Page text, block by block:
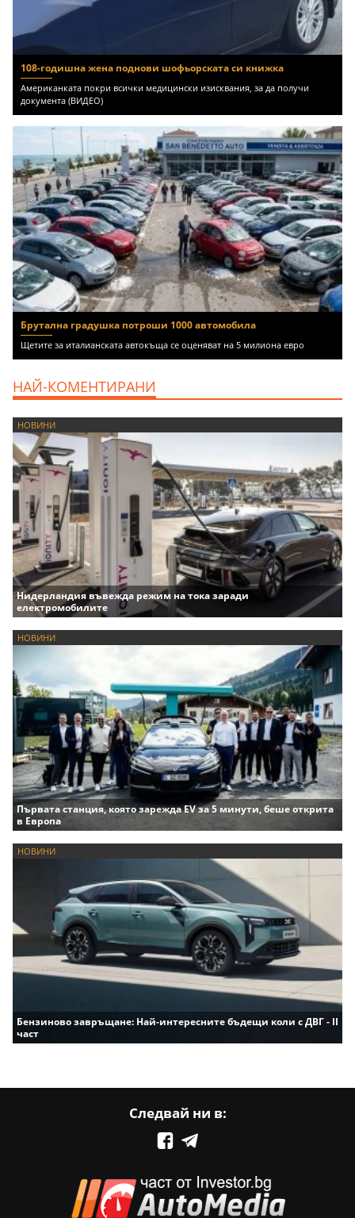
108-годишна жена поднови шофьорската си книжка
Американката покри всички медицински изисквания, за да получи
документа (ВИДЕО)
Брутална градушка потроши 1000 автомобила
Щетите за италианската автокъща се оценяват на 5 милиона евро
НАЙ-КОМЕНТИРАНИ
НОВИНИ
Нидерландия въвежда режим на тока заради
електромобилите
НОВИНИ
Първата станция, която зарежда EV за 5 минути, беше открита
в Европа
НОВИНИ
Бензиново завръщане: Най-интересните бъдещи коли с ДВГ - II
част
Следвай ни в: